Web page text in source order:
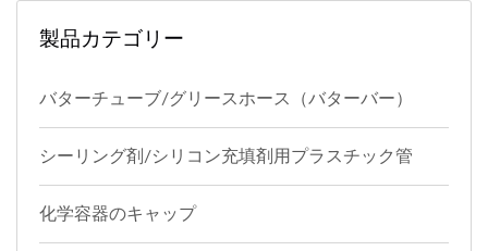
製品カテゴリー
バターチューブ/グリースホース（バターバー）
シーリング剤/シリコン充填剤用プラスチック管
化学容器のキャップ